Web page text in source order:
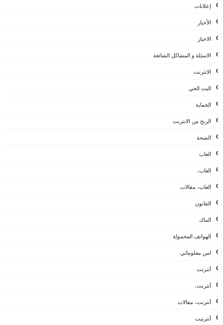
إعلانات
الأخبار
الاخبار
الاسئلة و المشاكل الشائعة
الانترنت
البث الحي
الحماية
الربح من الانترنت
الصحة
العاب
العاب،
العاب، مقالات
القانون
الماك
الهواتف المحمولة
امن معلوماتي
أنترنت
أنترنت،
أنترنت، مقالات
أنترنيت